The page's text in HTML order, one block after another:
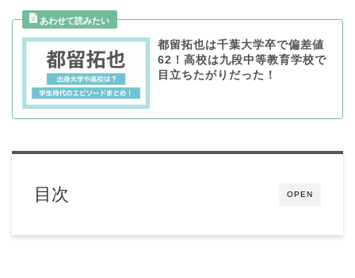
都留拓也は千葉大学卒で偏差値
62！高校は九段中等教育学校で
目立ちたがりだった！
OPEN
目次